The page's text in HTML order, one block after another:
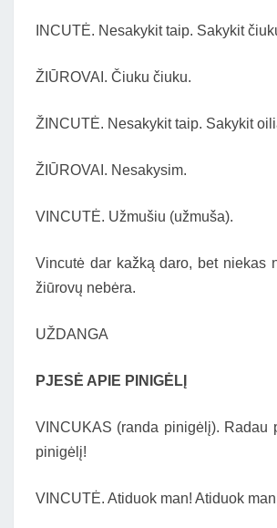
INCUTĖ. Nesakykit taip. Sakykit
ŽIŪROVAI. Čiuku čiuku.
ŽINCUTĖ. Nesakykit taip. Sakykit
ŽIŪROVAI. Nesakysim.
VINCUTĖ. Užmušiu (užmuša).
Vincutė dar kažką daro, bet niekas
žiūrovų nebėra.
UŽDANGA
PJESĖ APIE PINIGĖLĮ
VINCUKAS (randa pinigėlį). Radau
pinigėlį!
VINCUTĖ. Atiduok man! Atiduok